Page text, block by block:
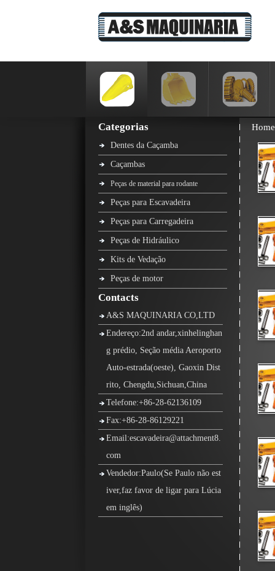
Categorias
Dentes da Caçamba
Caçambas
Peças de material para rodante
Peças para Escavadeira
Peças para Carregadeira
Peças de Hidráulico
Kits de Vedação
Peças de motor
Contacts
A&S MAQUINARIA CO,LTD
Endereço:2nd andar,xinhelinghan
g prédio, Seção média Aeroporto
Auto-estrada(oeste), Gaoxin Dist
rito, Chengdu,Sichuan,China
Telefone:+86-28-62136109
Fax:+86-28-86129221
Email:escavadeira@attachment8.
com
Vendedor:Paulo(Se Paulo não est
iver,faz favor de ligar para Lúcia
em inglês)
Home